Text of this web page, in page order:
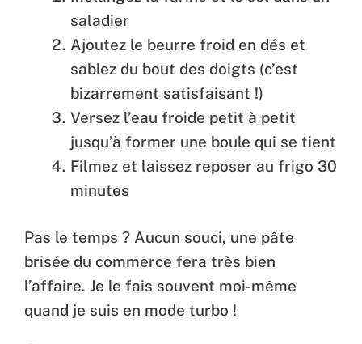
saladier
Ajoutez le beurre froid en dés et
sablez du bout des doigts (c’est
bizarrement satisfaisant !)
Versez l’eau froide petit à petit
jusqu’à former une boule qui se tient
Filmez et laissez reposer au frigo 30
minutes
Pas le temps ? Aucun souci, une pâte
brisée du commerce fera très bien
l’affaire. Je le fais souvent moi-même
quand je suis en mode turbo !